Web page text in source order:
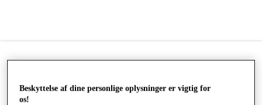
Beskyttelse af dine personlige oplysninger er vigtig for
os!